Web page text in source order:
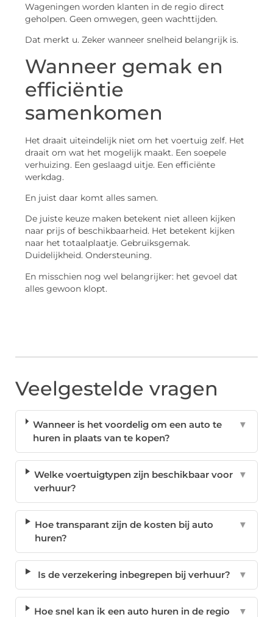
Wageningen worden klanten in de regio direct
geholpen. Geen omwegen, geen wachttijden.
Dat merkt u. Zeker wanneer snelheid belangrijk is.
Wanneer gemak en
efficiëntie
samenkomen
Het draait uiteindelijk niet om het voertuig zelf. Het
draait om wat het mogelijk maakt. Een soepele
verhuizing. Een geslaagd uitje. Een efficiënte
werkdag.
En juist daar komt alles samen.
De juiste keuze maken betekent niet alleen kijken
naar prijs of beschikbaarheid. Het betekent kijken
naar het totaalplaatje. Gebruiksgemak.
Duidelijkheid. Ondersteuning.
En misschien nog wel belangrijker: het gevoel dat
alles gewoon klopt.
Veelgestelde vragen
Wanneer is het voordelig om een auto te
huren in plaats van te kopen?
▼
Welke voertuigtypen zijn beschikbaar voor
verhuur?
▼
Hoe transparant zijn de kosten bij auto
huren?
▼
Is de verzekering inbegrepen bij verhuur? ▼
Hoe snel kan ik een auto huren in de regio
▼